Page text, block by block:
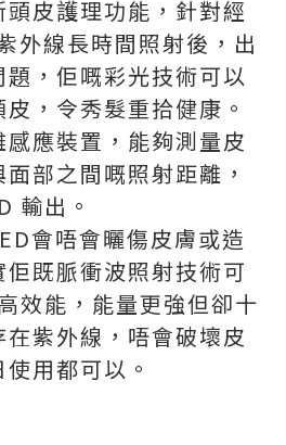
皮護理功能，針對經
外線長時間照射後，出
，佢嘅彩光技術可以
，令秀髮重拾健康。
應裝置，能夠測量皮
部之間嘅照射距離，
輸出。
會唔會曬傷皮膚或造
既脈衝波照射技術可
效能，能量更強但卻十
紫外線，唔會破壞皮
用都可以。